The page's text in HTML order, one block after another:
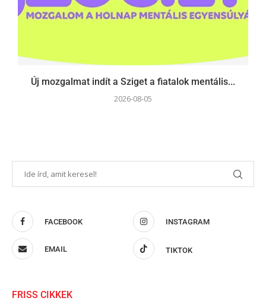
Új mozgalmat indít a Sziget a fiatalok mentális...
2026-08-05
FACEBOOK INSTAGRAM
EMAIL TIKTOK
FRISS CIKKEK